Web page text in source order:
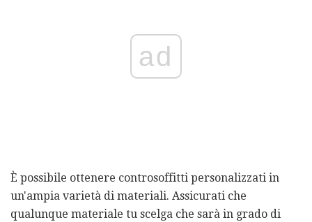
ad
È possibile ottenere controsoffitti personalizzati in
un'ampia varietà di materiali. Assicurati che
qualunque materiale tu scelga che sarà in grado di